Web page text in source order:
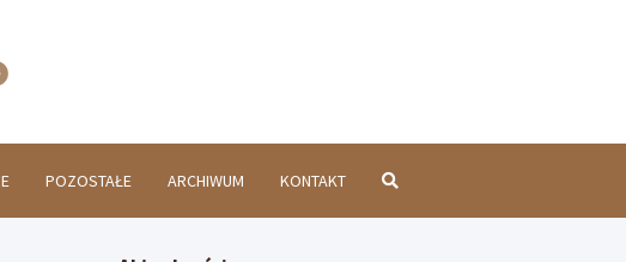
POZOSTAŁE ARCHIWUM KONTAKT